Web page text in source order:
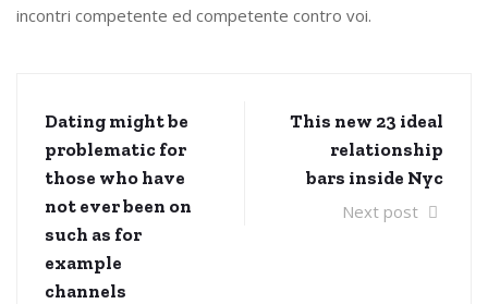
incontri competente ed competente contro voi.
Dating might be
problematic for
those who have
not ever been on
such as for
example
channels
This new 23 ideal
relationship
bars inside Nyc
Next post